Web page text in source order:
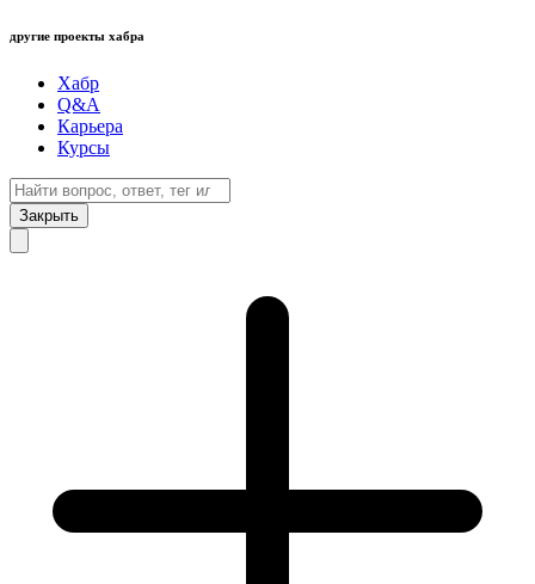
другие проекты хабра
Хабр
Q&A
Карьера
Курсы
Закрыть